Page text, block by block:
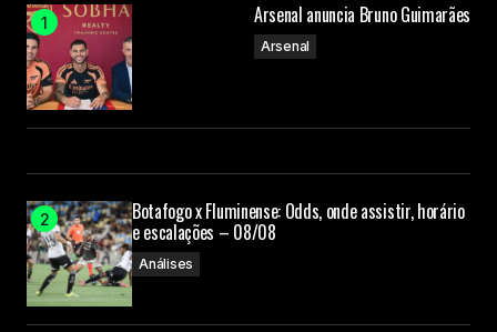
Submit Comment
Arsenal anuncia Bruno Guimarães
Arsenal
Botafogo x Fluminense: Odds, onde assistir, horário
e escalações – 08/08
Análises